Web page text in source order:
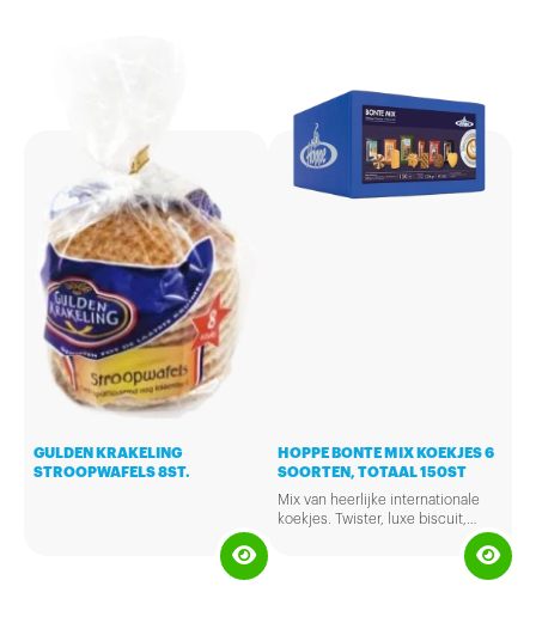
GULDEN KRAKELING
STROOPWAFELS 8ST.
HOPPE BONTE MIX KOEKJES 6
SOORTEN, TOTAAL 150ST
Mix van heerlijke internationale
koekjes. Twister, luxe biscuit,
american choc chip, allerhande.